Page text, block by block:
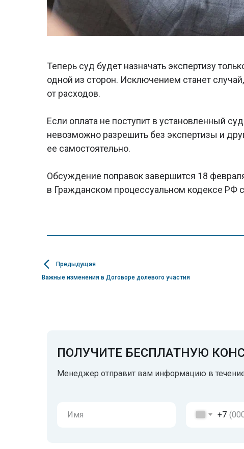
Теперь суд будет назначать экспертизу
одной из сторон. Исключением станет
от расходов.
Если оплата не поступит в установленный
невозможно разрешить без экспертизы и
ее самостоятельно.
Обсуждение поправок завершится 18
в Гражданском процессуальном кодексе РФ
Предыдущая
Важные изменения в Договоре долевого участия
Менеджер отправит вам информацию в
ПОЛУЧИТЕ БЕСПЛАТНУЮ
+7